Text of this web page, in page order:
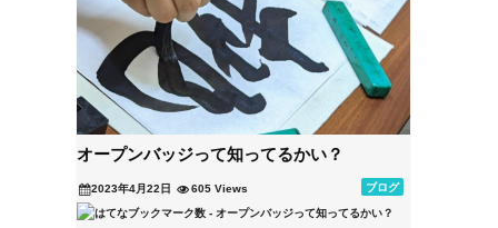
オープンバッジって知ってるかい？
2023年4月22日 ブログ
605 Views